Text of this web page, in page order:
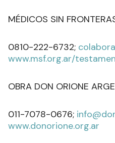
MÉDICOS SIN
0810-222-6732;
www.msf.org.ar/
OBRA DON ORIONE
011-7078-0676;
www.donorione.org.ar